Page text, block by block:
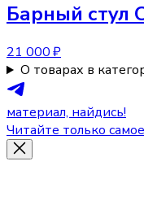
Барный стул
21 000 ₽
О товарах в
материал, найдись!
Читайте только